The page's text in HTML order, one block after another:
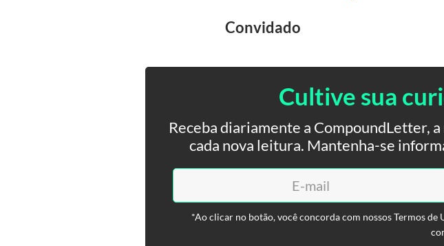
Convidado
Cultive sua
Receba diariamente a CompoundLetter,
cada nova leitura. Mantenha-se
*Ao clicar no botão, você concorda com nossos Termos